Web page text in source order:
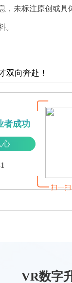
，未标注原创或
。
双向奔赴！
者成功
心
VR数字